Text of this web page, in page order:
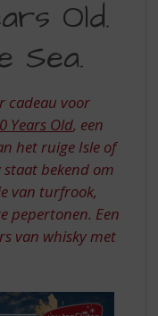
Old.
Sea.
cadeau voor
Years Old, een
het ruige Isle of
staat bekend om
van turfrook,
pepertonen. Een
van whisky met